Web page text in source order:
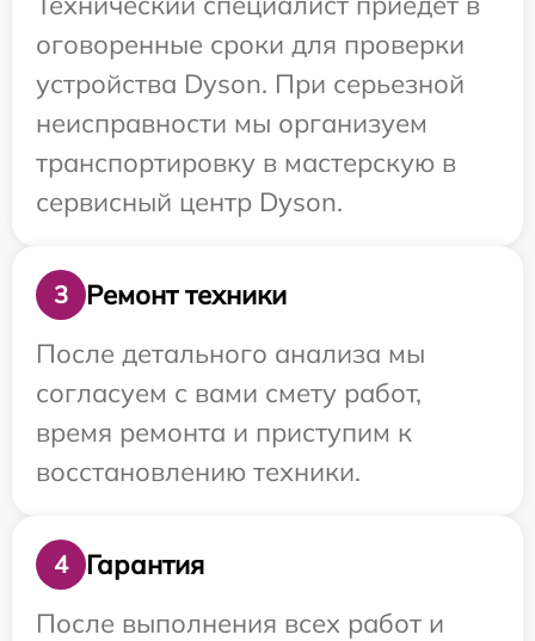
оговоренные сроки для проверки
устройства Dyson. При серьезной
неисправности мы организуем
транспортировку в мастерскую в
сервисный центр Dyson.
3
Ремонт техники
После детального анализа мы
согласуем с вами смету работ,
время ремонта и приступим к
восстановлению техники.
4
Гарантия
После выполнения всех работ и